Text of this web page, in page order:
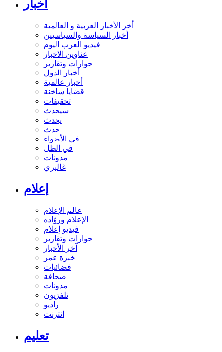
أخبار
أخر الأخبار العربية و العالمية
أخبار السياسة والسياسيين
فيديو العرب اليوم
عناوين الاخبار
حوارات وتقارير
أخبار الدول
أخبار عالمية
قضايا ساخنة
تحقيقات
سيحدث
يحدث
حدث
في الأضواء
في الظل
مدونات
غاليري
إعلام
عالم الإعلام
الإعلام وروّاده
فيديو إعلام
حوارات وتقارير
آخر الأخبار
خبرة عمر
فضائيات
صحافة
مدونات
تلفزيون
راديو
انترنت
تعليم